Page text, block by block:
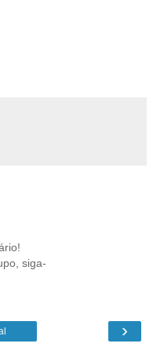
siga-
›